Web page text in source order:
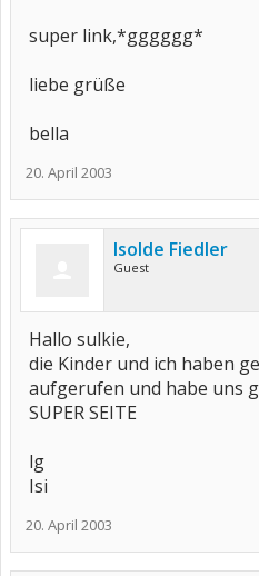
super link,*gggggg*
liebe grüße
bella
20. April 2003
Isolde Fiedler
Guest
Hallo sulkie,
die Kinder und ich haben
aufgerufen und habe uns
SUPER SEITE
lg
Isi
20. April 2003